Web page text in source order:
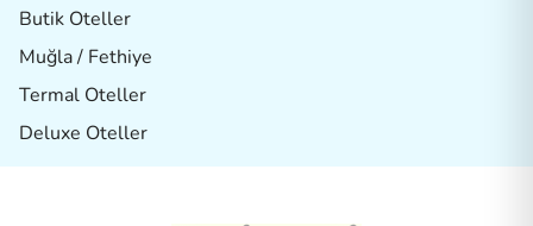
Butik Oteller
Muğla / Fethiye
Termal Oteller
Deluxe Oteller